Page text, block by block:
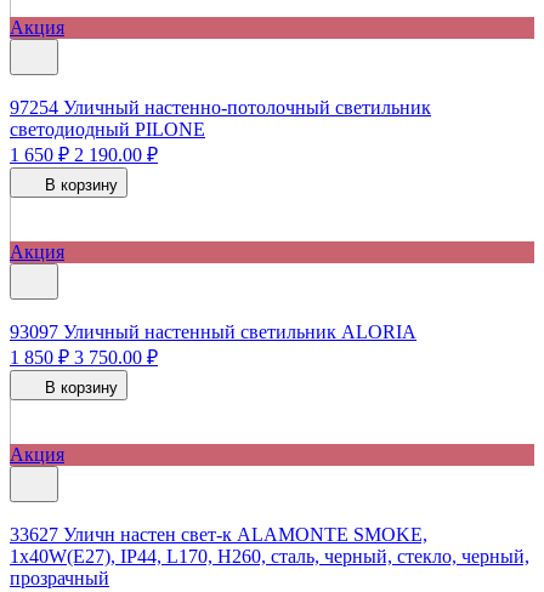
Акция
97254 Уличный настенно-потолочный светильник
светодиодный PILONE
1 650 ₽ 2 190.00 ₽
В корзину
Акция
93097 Уличный настенный светильник ALORIA
1 850 ₽ 3 750.00 ₽
В корзину
Акция
33627 Уличн настен свет-к ALAMONTE SMOKE,
1x40W(E27), IP44, L170, H260, сталь, черный, стекло, черный,
прозрачный